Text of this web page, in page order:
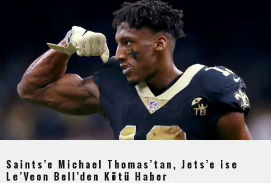
Saints’e Michael Thomas’tan, Jets’e ise
Le’Veon Bell’den Kötü Haber